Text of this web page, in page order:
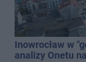
Inowrocław w
analizy Onetu